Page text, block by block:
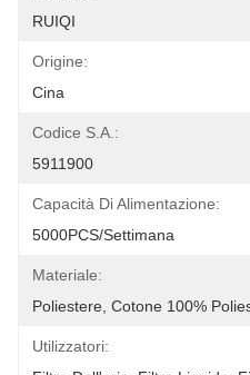
RUIQI
Origine:
Cina
Codice S.A.:
5911900
Capacità Di Alimentazione:
5000PCS/settimana
Materiale:
Poliestere, Cotone 100%
Utilizzatori: